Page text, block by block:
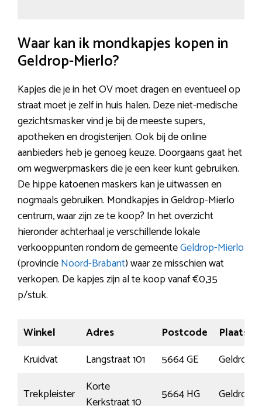
Waar kan ik mondkapjes kopen in
Geldrop-Mierlo?
Kapjes die je in het OV moet dragen en eventueel op
straat moet je zelf in huis halen. Deze niet-medische
gezichtsmasker vind je bij de meeste supers,
apotheken en drogisterijen. Ook bij de online
aanbieders heb je genoeg keuze. Doorgaans gaat het
om wegwerpmaskers die je een keer kunt gebruiken.
De hippe katoenen maskers kan je uitwassen en
nogmaals gebruiken. Mondkapjes in Geldrop-Mierlo
centrum, waar zijn ze te koop? In het overzicht
hieronder achterhaal je verschillende lokale
verkooppunten rondom de gemeenteGeldrop-Mierlo
(provincieNoord-Brabant) waar ze misschien wat
verkopen. De kapjes zijn al te koop vanaf €0,35
p/stuk.
Winkel Adres Postcode
Plaats
Kruidvat
Langstraat 101 5664 GE
Geldrop
Trekpleister
Korte
Kerkstraat 10
5664 HG Geldrop